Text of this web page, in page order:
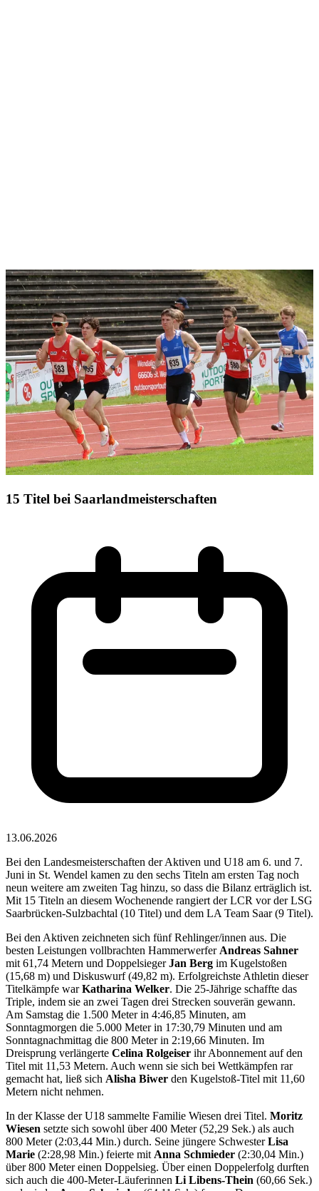
15 Titel bei Saarlandmeisterschaften
13.06.2026
Bei den Landesmeisterschaften der Aktiven und U18 am 6. und 7.
Juni in St. Wendel kamen zu den sechs Titeln am ersten Tag noch
neun weitere am zweiten Tag hinzu, so dass die Bilanz erträglich ist.
Mit 15 Titeln an diesem Wochenende rangiert der LCR vor der LSG
Saarbrücken-Sulzbachtal (10 Titel) und dem LA Team Saar (9 Titel).
Bei den Aktiven zeichneten sich fünf Rehlinger/innen aus. Die
besten Leistungen vollbrachten Hammerwerfer Andreas Sahner
mit 61,74 Metern und DoppelsiegerJan Berg im Kugelstoßen
(15,68 m) und Diskuswurf (49,82 m). Erfolgreichste Athletin dieser
Titelkämpfe warKatharina Welker. Die 25-Jährige schaffte das
Triple, indem sie an zwei Tagen drei Strecken souverän gewann.
Am Samstag die 1.500 Meter in 4:46,85 Minuten, am
Sonntagmorgen die 5.000 Meter in 17:30,79 Minuten und am
Sonntagnachmittag die 800 Meter in 2:19,66 Minuten. Im
Dreisprung verlängerte Celina Rolgeiser ihr Abonnement auf den
Titel mit 11,53 Metern. Auch wenn sie sich bei Wettkämpfen rar
gemacht hat, ließ sich Alisha Biwer den Kugelstoß-Titel mit 11,60
Metern nicht nehmen.
In der Klasse der U18 sammelte Familie Wiesen drei Titel. Moritz
Wiesen setzte sich sowohl über 400 Meter (52,29 Sek.) als auch
800 Meter (2:03,44 Min.) durch. Seine jüngere SchwesterLisa
Marie (2:28,98 Min.) feierte mit Anna Schmieder (2:30,04 Min.)
über 800 Meter einen Doppelsieg. Über einen Doppelerfolg durften
sich auch die 400-Meter-Läuferinnen Li Libens-Thein (60,66 Sek.)